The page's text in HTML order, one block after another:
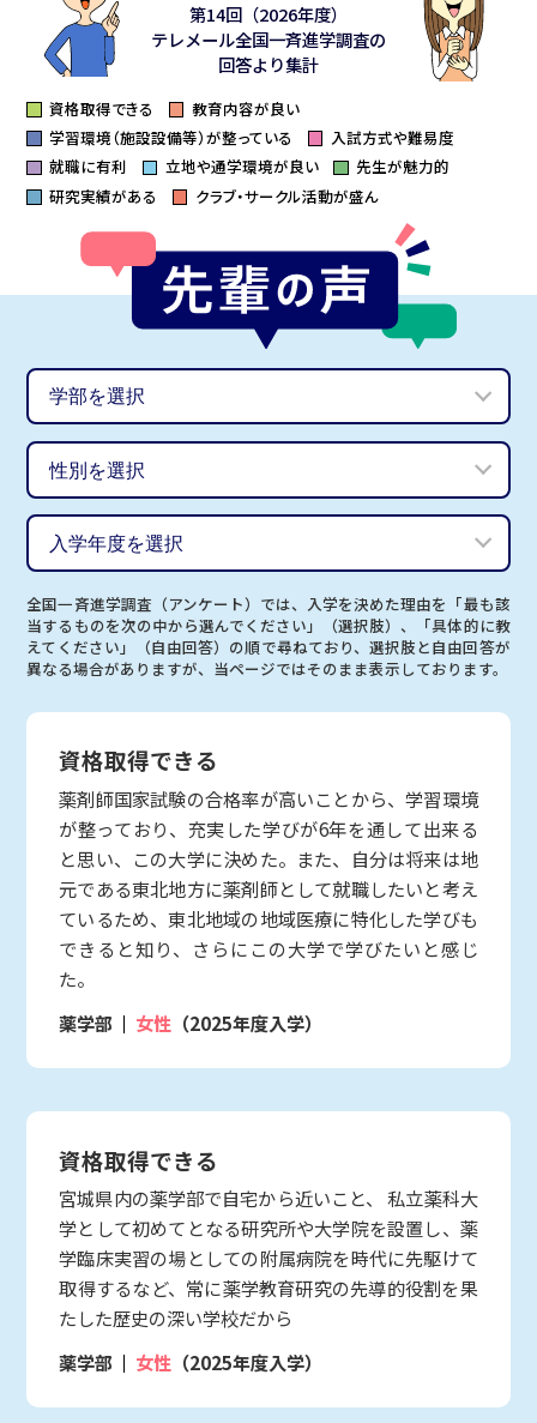
資格取得できる
教育内容が良い
学習環境（施設設備等）が整っている
入試方式や難易度
就職に有利
立地や通学環境が良い
先生が魅力的
研究実績がある
クラブ・サークル活動が盛ん
第14回（2026年度）
テレメール全国一斉進学調査の
回答より集計
全国一斉進学調査（アンケート）では、入学を決めた理由を「最も該
当するものを次の中から選んでください」（選択肢）、「具体的に教
えてください」（自由回答）の順で尋ねており、選択肢と自由回答が
異なる場合がありますが、当ページではそのまま表示しております。
資格取得できる
薬剤師国家試験の合格率が高いことから、学習環境
が整っており、充実した学びが6年を通して出来る
と思い、この大学に決めた。また、自分は将来は地
元である東北地方に薬剤師として就職したいと考え
ているため、東北地域の地域医療に特化した学びも
できると知り、さらにこの大学で学びたいと感じ
た。
薬学部
女性 （2025年度入学）
資格取得できる
宮城県内の薬学部で自宅から近いこと、 私立薬科大
学として初めてとなる研究所や大学院を設置し、薬
学臨床実習の場としての附属病院を時代に先駆けて
取得するなど、常に薬学教育研究の先導的役割を果
たした歴史の深い学校だから
薬学部
女性 （2025年度入学）